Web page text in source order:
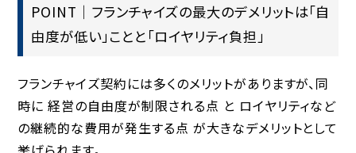
POINT｜フランチャイズの最大のデメリットは「自
由度が低い」ことと「ロイヤリティ負担」
フランチャイズ契約には多くのメリットがありますが、同
時に経営の自由度が制限される点 と ロイヤリティなど
の継続的な費用が発生する点 が大きなデメリットとして